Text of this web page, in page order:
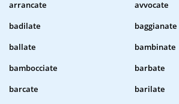
arrancate
avvocate
badilate
baggianate
ballate
bambinate
bambocciate
barbate
barcate
barilate